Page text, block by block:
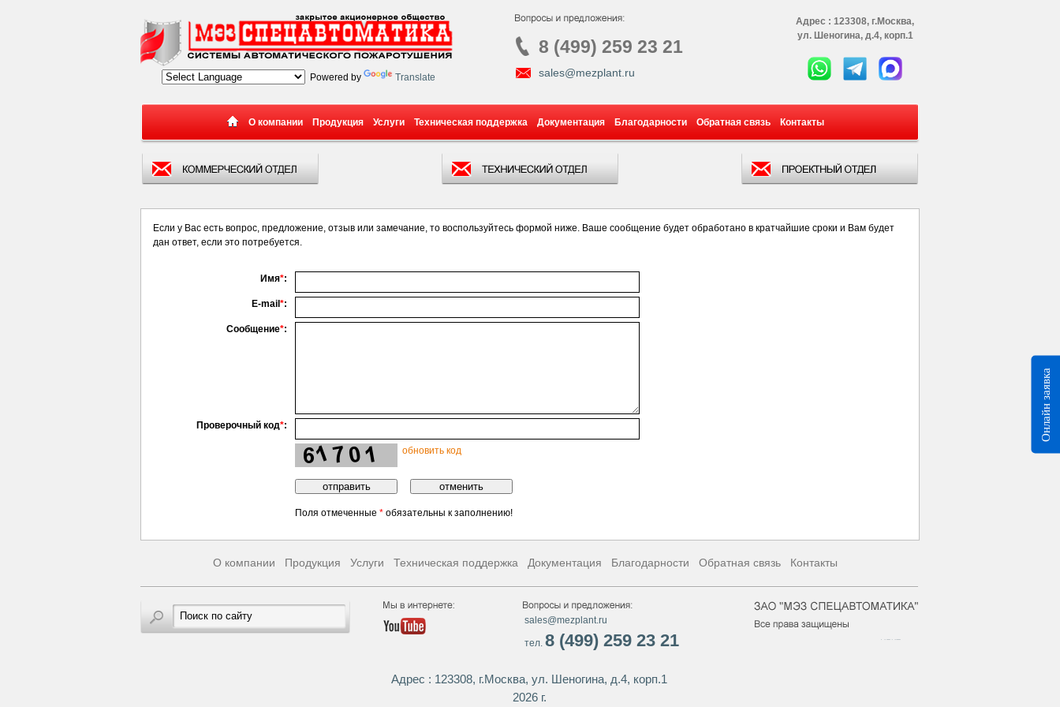
Powered by Translate
8 (499) 259 23 21
sales@mezplant.ru
Адрес : 123308, г.Москва,
ул. Шеногина, д.4, корп.1
О компании Продукция Услуги Техническая поддержка Документация Благодарности Обратная связь Контакты
Если у Вас есть вопрос, предложение, отзыв или замечание, то воспользуйтесь формой ниже. Ваше сообщение будет обработано в кратчайшие сроки и Вам будет
дан ответ, если это потребуется.
Имя*:
E-mail *:
Сообщение*:
Проверочный код*:
обновить код
Поля отмеченные * обязательны к заполнению!
О компании Продукция Услуги Техническая поддержка Документация Благодарности Обратная связь Контакты
sales@mezplant.ru
тел. 8 (499) 259 23 21
Адрес : 123308, г.Москва, ул. Шеногина, д.4, корп.1
2026 г.
Онлайн заявка